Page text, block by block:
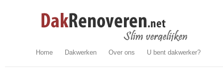
Home Dakwerken Over ons U bent dakwerker?